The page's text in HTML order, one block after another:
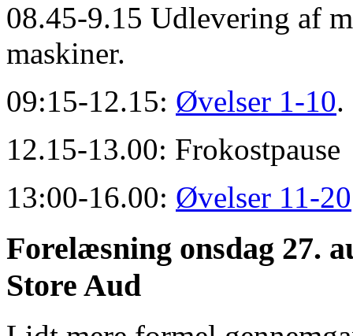
08.45-9.15 Udlevering af
maskiner.
09:15-12.15: Øvelser 1-10.
12.15-13.00: Frokostpause
13:00-16.00: Øvelser 11-20
Forelæsning onsdag 27.
Store Aud